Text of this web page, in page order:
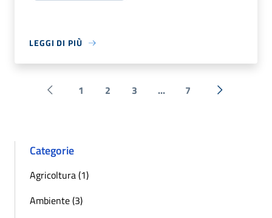
LEGGI DI PIÙ
Pagina precedente
1 2 3 ... 7 Successiva
Categorie
Agricoltura (1)
Ambiente (3)